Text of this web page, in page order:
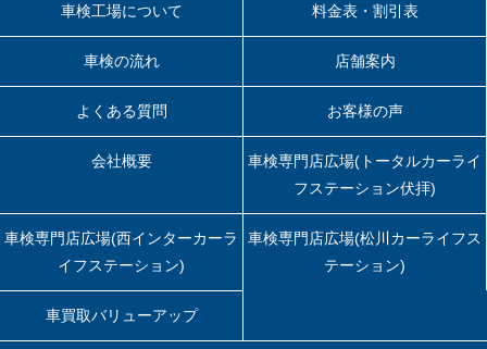
車検工場について 料金表・割引表
車検の流れ 店舗案内
よくある質問 お客様の声
会社概要
車検専門店広場(トータルカーライ
フステーション伏拝)
車検専門店広場(西インターカーラ
イフステーション)
車検専門店広場(松川カーライフス
テーション)
車買取バリューアップ